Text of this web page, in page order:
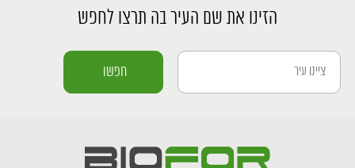
הזינו את שם העיר בה תרצו לחפש